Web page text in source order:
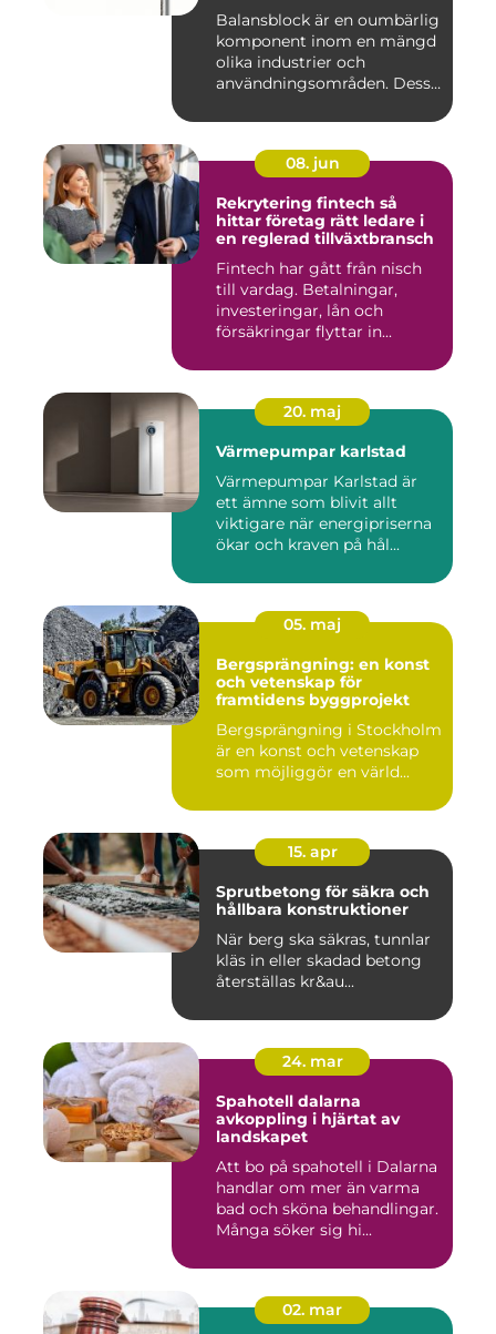
Balansblock är en oumbärlig
komponent inom en mängd
olika industrier och
användningsområden. Dessa
08. jun
Rekrytering fintech så
hittar företag rätt ledare i
en reglerad tillväxtbransch
Fintech har gått från nisch
till vardag. Betalningar,
investeringar, lån och
försäkringar flyttar in...
20. maj
Värmepumpar karlstad
Värmepumpar Karlstad är
ett ämne som blivit allt
viktigare när energipriserna
ökar och kraven på hål...
05. maj
Bergsprängning: en konst
och vetenskap för
framtidens byggprojekt
Bergsprängning i Stockholm
är en konst och vetenskap
som möjliggör en värld...
15. apr
Sprutbetong för säkra och
hållbara konstruktioner
När berg ska säkras, tunnlar
kläs in eller skadad betong
återställas kr&au...
24. mar
Spahotell dalarna
avkoppling i hjärtat av
landskapet
Att bo på spahotell i Dalarna
handlar om mer än varma
bad och sköna behandlingar.
Många söker sig hi...
02. mar